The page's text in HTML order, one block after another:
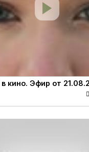
кино. Эфир от